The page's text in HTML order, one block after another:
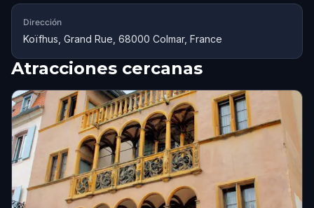
Dirección
Koïfhus, Grand Rue, 68000 Colmar, France
Atracciones cercanas